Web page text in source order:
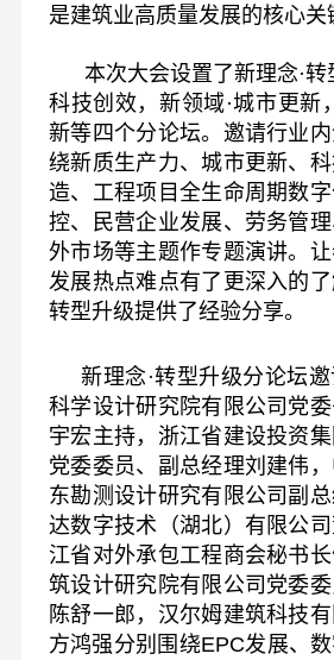
是建筑业高质量发展的核心关
本次大会设置了新理念·转
科技创效，新领域·城市更新
新等四个分论坛。邀请行业
绕新质生产力、城市更新、
造、工程项目全生命周期数
控、民营企业发展、劳务管
外市场等主题作专题演讲。
发展热点难点有了更深入的
转型升级提供了经验分享。
新理念·转型升级分论坛邀
科学设计研究院有限公司党
宇宏主持，浙江省建设投资
党委委员、副总经理刘建伟
东勘测设计研究有限公司副
达数字技术（湖北）有限公
江省对外承包工程商会秘书
筑设计研究院有限公司党委
陈舒一郎，汉尔姆建筑科技
方鸿强分别围绕EPC发展、